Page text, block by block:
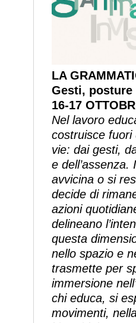
LA
Gesti, posture
16-17
Nel lavoro
costruisce fuori
vie: dai gesti,
e
avvicina o si
decide di
azioni
delineano
questa
nello spazio e
trasmette per
immersione
chi educa, si
movimenti,